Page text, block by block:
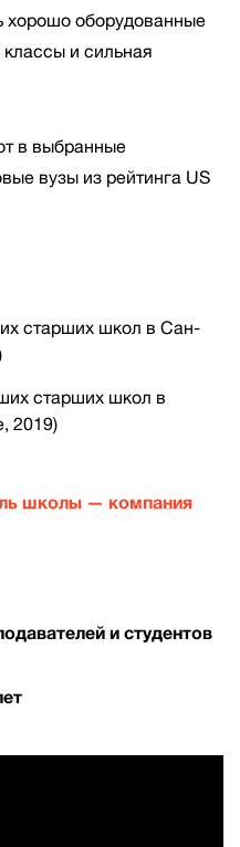
хорошо оборудованные
и сильная
в выбранные
вузы из рейтинга US
старших школ в Сан-
старших школ в
2019)
школы — компания
и студентов